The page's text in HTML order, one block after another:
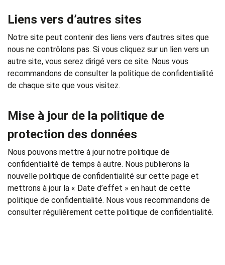
Liens vers d’autres sites
Notre site peut contenir des liens vers d’autres sites que
nous ne contrôlons pas. Si vous cliquez sur un lien vers un
autre site, vous serez dirigé vers ce site. Nous vous
recommandons de consulter la politique de confidentialité
de chaque site que vous visitez.
Mise à jour de la politique de
protection des données
Nous pouvons mettre à jour notre politique de
confidentialité de temps à autre. Nous publierons la
nouvelle politique de confidentialité sur cette page et
mettrons à jour la « Date d’effet » en haut de cette
politique de confidentialité. Nous vous recommandons de
consulter régulièrement cette politique de confidentialité.